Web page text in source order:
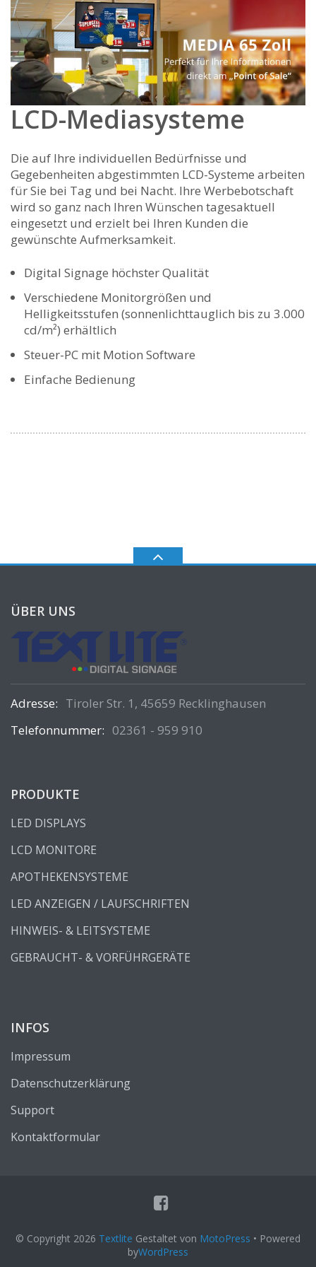
LCD-Mediasysteme
Die auf Ihre individuellen Bedürfnisse und
Gegebenheiten abgestimmten LCD-Systeme arbeiten
für Sie bei Tag und bei Nacht. Ihre Werbebotschaft
wird so ganz nach Ihren Wünschen tagesaktuell
eingesetzt und erzielt bei Ihren Kunden die
gewünschte Aufmerksamkeit.
Digital Signage höchster Qualität
Verschiedene Monitorgrößen und
Helligkeitsstufen (sonnenlichttauglich bis zu 3.000
cd/m²) erhältlich
Steuer-PC mit Motion Software
Einfache Bedienung
ÜBER UNS
Adresse: Tiroler Str. 1, 45659 Recklinghausen
Telefonnummer: 02361 - 959 910
PRODUKTE
LED DISPLAYS
LCD MONITORE
APOTHEKENSYSTEME
LED ANZEIGEN / LAUFSCHRIFTEN
HINWEIS- & LEITSYSTEME
GEBRAUCHT- & VORFÜHRGERÄTE
INFOS
Impressum
Datenschutzerklärung
Support
Kontaktformular
© Copyright 2026 Textlite Gestaltet von MotoPress • Powered
byWordPress